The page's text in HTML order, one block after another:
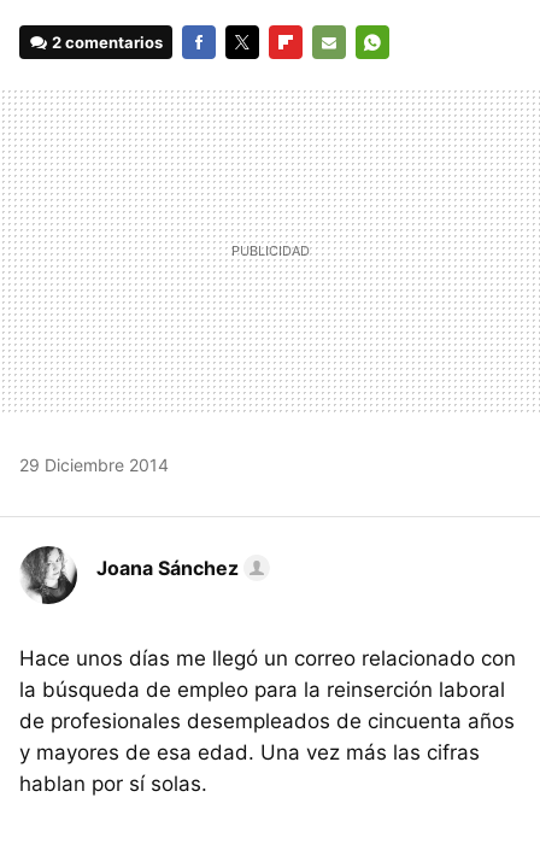
2 comentarios
MAIL
29 Diciembre 2014
Joana Sánchez
Hace unos días me llegó un correo relacionado con
la búsqueda de empleo para la reinserción laboral
de profesionales desempleados de cincuenta años
y mayores de esa edad. Una vez más las cifras
hablan por sí solas.